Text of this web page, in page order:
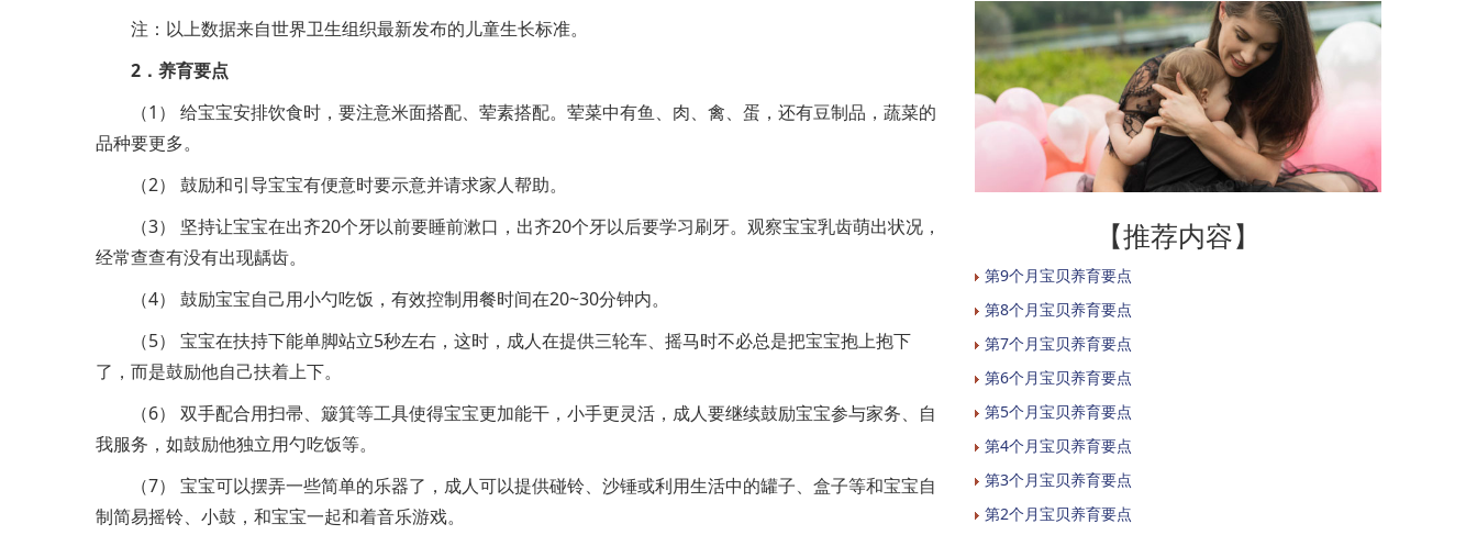
注：以上数据来自世界卫生组织最新发布的儿童生长标准。
2．养育要点
（1） 给宝宝安排饮食时，要注意米面搭配、荤素搭配。荤菜中有鱼、肉、禽、蛋，还有豆制品，蔬菜的
品种要更多。
（2） 鼓励和引导宝宝有便意时要示意并请求家人帮助。
（3） 坚持让宝宝在出齐20个牙以前要睡前漱口，出齐20个牙以后要学习刷牙。观察宝宝乳齿萌出状况，
经常查查有没有出现龋齿。
（4） 鼓励宝宝自己用小勺吃饭，有效控制用餐时间在20~30分钟内。
（5） 宝宝在扶持下能单脚站立5秒左右，这时，成人在提供三轮车、摇马时不必总是把宝宝抱上抱下
了，而是鼓励他自己扶着上下。
（6） 双手配合用扫帚、簸箕等工具使得宝宝更加能干，小手更灵活，成人要继续鼓励宝宝参与家务、自
我服务，如鼓励他独立用勺吃饭等。
（7） 宝宝可以摆弄一些简单的乐器了，成人可以提供碰铃、沙锤或利用生活中的罐子、盒子等和宝宝自
制简易摇铃、小鼓，和宝宝一起和着音乐游戏。
【推荐内容】
第9个月宝贝养育要点
第8个月宝贝养育要点
第7个月宝贝养育要点
第6个月宝贝养育要点
第5个月宝贝养育要点
第4个月宝贝养育要点
第3个月宝贝养育要点
第2个月宝贝养育要点